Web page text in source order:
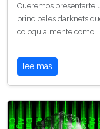
Queremos presentarte
principales darknets
coloquialmente como…
lee más